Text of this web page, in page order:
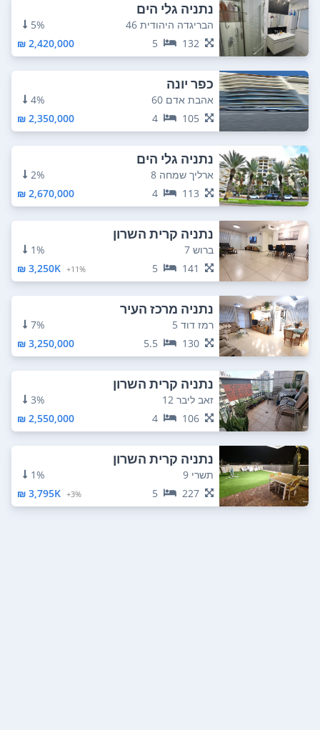
נתניה גלי הים
הבריגדה היהודית 46
5%
132
5
2,420,000 ₪
כפר יונה
אהבת אדם 60
4%
105
4
2,350,000 ₪
נתניה גלי הים
ארליך שמחה 8
2%
113
4
2,670,000 ₪
נתניה קרית השרון
ברוש 7
1%
141
5
11%+
3,250K ₪
נתניה מרכז העיר
רמז דוד 5
7%
130
5.5
3,250,000 ₪
נתניה קרית השרון
זאב ליבר 12
3%
106
4
2,550,000 ₪
נתניה קרית השרון
תשרי 9
1%
227
5
3%+
3,795K ₪